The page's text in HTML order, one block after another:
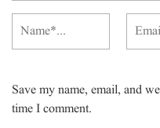
Save my name, email, and
time I comment.